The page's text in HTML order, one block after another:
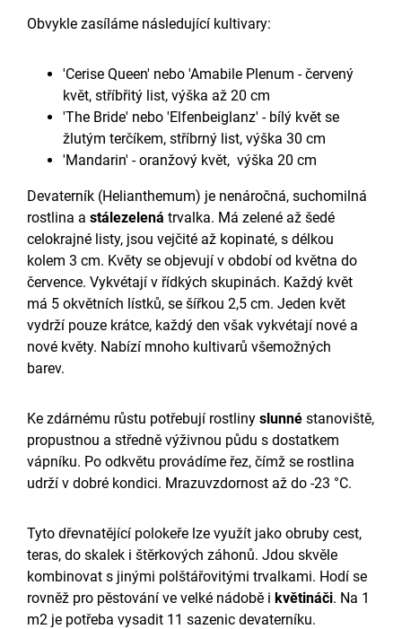
Obvykle zasíláme následující kultivary:
'Cerise Queen' nebo 'Amabile Plenum - červený
květ, stříbřitý list, výška až 20 cm
'The Bride' nebo 'Elfenbeiglanz' - bílý květ se
žlutým terčíkem, stříbrný list, výška 30 cm
'Mandarin' - oranžový květ, výška 20 cm
Devaterník (Helianthemum) je nenáročná, suchomilná
rostlina a stálezelená trvalka. Má zelené až šedé
celokrajné listy, jsou vejčité až kopinaté, s délkou
kolem 3 cm. Květy se objevují v období od května do
července. Vykvétají v řídkých skupinách. Každý květ
má 5 okvětních lístků, se šířkou 2,5 cm. Jeden květ
vydrží pouze krátce, každý den však vykvétají nové a
nové květy. Nabízí mnoho kultivarů všemožných
barev.
Ke zdárnému růstu potřebují rostliny slunné stanoviště,
propustnou a středně výživnou půdu s dostatkem
vápníku. Po odkvětu provádíme řez, čímž se rostlina
udrží v dobré kondici. Mrazuvzdornost až do -23 °C.
Tyto dřevnatějící polokeře lze využít jako obruby cest,
teras, do skalek i štěrkových záhonů. Jdou skvěle
kombinovat s jinými polštářovitými trvalkami. Hodí se
rovněž pro pěstování ve velké nádobě i květináči. Na 1
m2 je potřeba vysadit 11 sazenic devaterníku.